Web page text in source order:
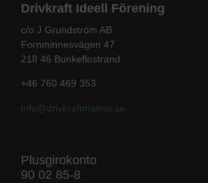
Drivkraft Ideell Förening
c/o J Grundström AB
Fornminnesvägen 47
218 46 Bunkeflostrand
+46 760 469 353
info@drivkraftmalmo .se
Plusgirokonto
90 02 85-8